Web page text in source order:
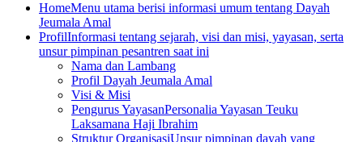
HomeMenu utama berisi informasi umum tentang Dayah
Jeumala Amal
ProfilInformasi tentang sejarah, visi dan misi, yayasan, serta
unsur pimpinan pesantren saat ini
Nama dan Lambang
Profil Dayah Jeumala Amal
Visi & Misi
Pengurus YayasanPersonalia Yayasan Teuku
Laksamana Haji Ibrahim
Struktur OrganisasiUnsur pimpinan dayah yang